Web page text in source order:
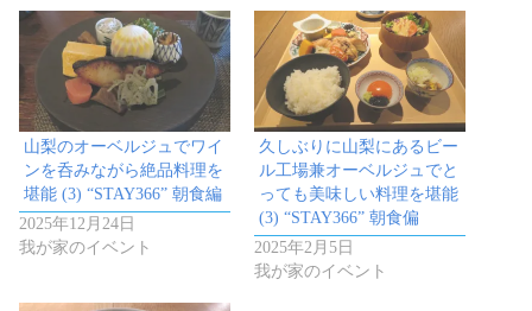
山梨のオーベルジュでワイ
ンを呑みながら絶品料理を
堪能 (3) “STAY366” 朝食編
2025年12月24日
我が家のイベント
久しぶりに山梨にあるビー
ル工場兼オーベルジュでと
っても美味しい料理を堪能
(3) “STAY366” 朝食偏
2025年2月5日
我が家のイベント